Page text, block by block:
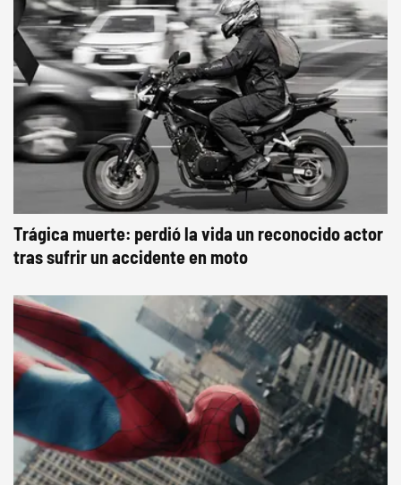
Trágica muerte: perdió la vida un reconocido actor
tras sufrir un accidente en moto